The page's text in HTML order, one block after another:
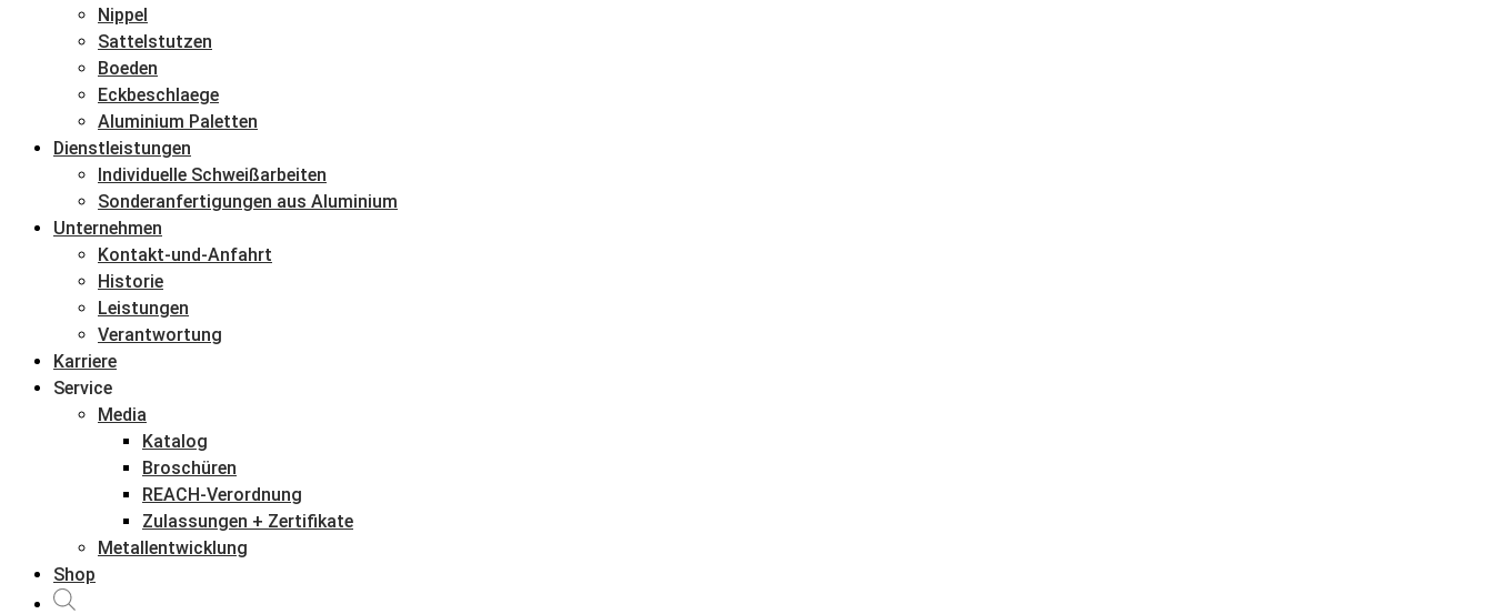
Nippel
Sattelstutzen
Boeden
Eckbeschlaege
Aluminium Paletten
Dienstleistungen
Individuelle Schweißarbeiten
Sonderanfertigungen aus Aluminium
Unternehmen
Kontakt-und-Anfahrt
Historie
Leistungen
Verantwortung
Karriere
Service
Media
Katalog
Broschüren
REACH-Verordnung
Zulassungen + Zertifikate
Metallentwicklung
Shop